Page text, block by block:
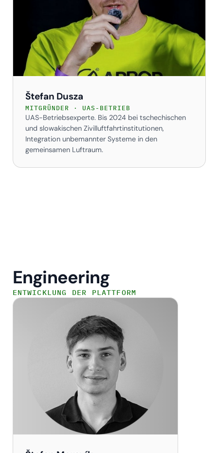
Štefan Dusza
MITGRÜNDER · UAS-BETRIEB
UAS-Betriebsexperte. Bis 2024 bei tschechischen
und slowakischen Zivilluftfahrtinstitutionen,
Integration unbemannter Systeme in den
gemeinsamen Luftraum.
Engineering
ENTWICKLUNG DER PLATTFORM